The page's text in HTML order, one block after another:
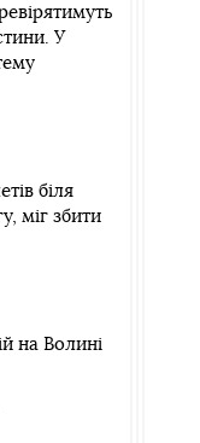
У
біля
міг збити
на Волині